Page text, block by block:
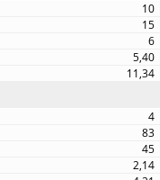
10
15
6
5,40
11,34
4
83
45
2,14